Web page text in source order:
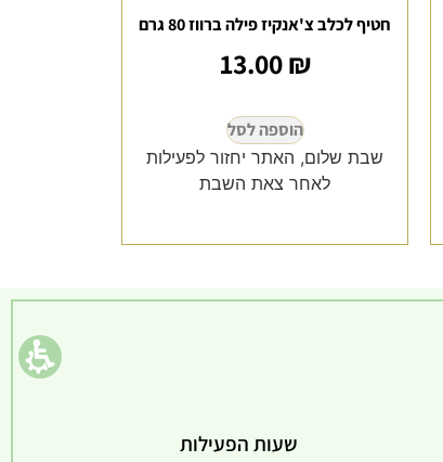
חטיף לכלב צ'אנקיז פילה ברווז 80 גרם
13.00₪
הוספה לסל
שבת שלום, האתר יחזור לפעילות
לאחר צאת השבת
שעות הפעילות